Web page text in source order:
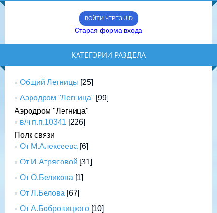
ВОЙТИ ЧЕРЕЗ UID
Старая форма входа
КАТЕГОРИИ РАЗДЕЛА
Общий Легницы [25]
Аэродром "Легница" [99]
Аэродром "Легница"
в/ч п.п.10341 [226]
Полк связи
От М.Алексеева [6]
От И.Атрясовой [31]
От О.Беликова [1]
От Л.Белова [67]
От А.Бобровицкого [10]